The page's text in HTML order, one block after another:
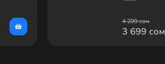
4 299 сом
3 699 сом